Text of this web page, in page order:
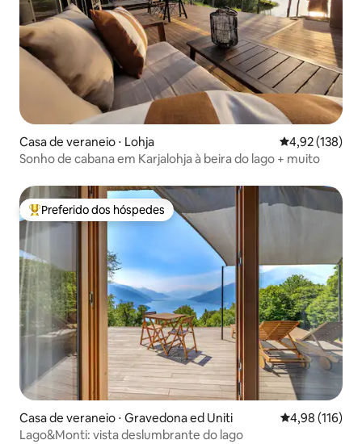
Casa de veraneio ⋅ Lohja 4,92 de uma
4,92 (138)
Sonho de cabana em Karjalohja à beira do lago + muito
Entre os melhores preferidos dos hóspedes
Preferido dos hóspedes
Casa de veraneio ⋅ Gravedona ed Uniti 4,98 de uma
4,98 (116)
Lago&Monti: vista deslumbrante do lago